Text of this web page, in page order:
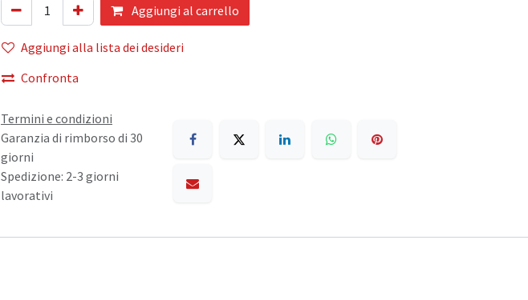
Aggiungi al carrello
Aggiungi alla lista dei desideri
Confronta
Termini e condizioni
Garanzia di rimborso di 30
giorni
Spedizione: 2-3 giorni
lavorativi